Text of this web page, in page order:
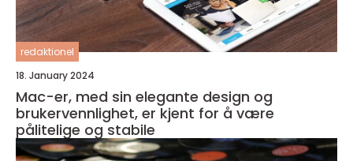
redaktionel
18. January 2024
Mac-er, med sin elegante design og
brukervennlighet, er kjent for å være
pålitelige og stabile